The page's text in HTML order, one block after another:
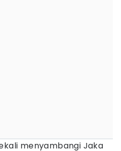
menyambangi Jaka